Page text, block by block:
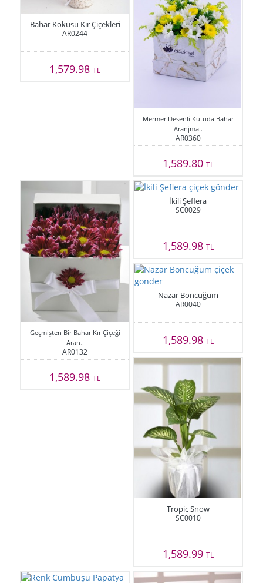
Bahar Kokusu Kır Çiçekleri
AR0244
1,579.98TL
Mermer Desenli Kutuda Bahar
Aranjma..
AR0360
1,589.80 TL
Geçmişten Bir Bahar Kır Çiçeği
Aran..
AR0132
1,589.98TL
İkili Şeflera
SC0029
1,589.98 TL
Nazar Boncuğum
AR0040
1,589.98 TL
Tropic Snow
SC0010
1,589.99 TL